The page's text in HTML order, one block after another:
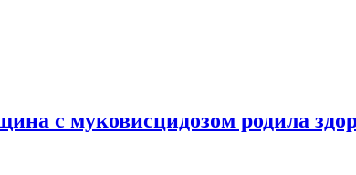
с муковисцидозом родила